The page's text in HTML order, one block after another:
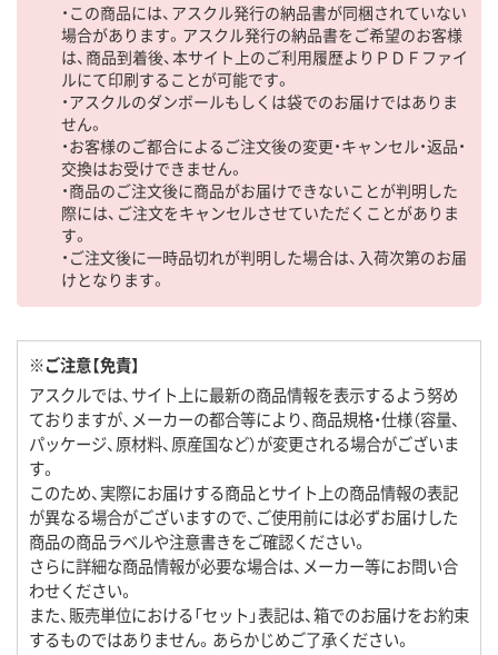
・この商品には、アスクル発行の納品書が同梱されていない
場合があります。アスクル発行の納品書をご希望のお客様
は、商品到着後、本サイト上のご利用履歴よりＰＤＦファイ
ルにて印刷することが可能です。
・アスクルのダンボールもしくは袋でのお届けではありま
せん。
・お客様のご都合によるご注文後の変更・キャンセル・返品・
交換はお受けできません。
・商品のご注文後に商品がお届けできないことが判明した
際には、ご注文をキャンセルさせていただくことがありま
す。
・ご注文後に一時品切れが判明した場合は、入荷次第のお届
けとなります。
※ご注意【免責】
アスクルでは、サイト上に最新の商品情報を表示するよう努め
ておりますが、メーカーの都合等により、商品規格・仕様（容量、
パッケージ、原材料、原産国など）が変更される場合がございま
す。
このため、実際にお届けする商品とサイト上の商品情報の表記
が異なる場合がございますので、ご使用前には必ずお届けした
商品の商品ラベルや注意書きをご確認ください。
さらに詳細な商品情報が必要な場合は、メーカー等にお問い合
わせください。
また、販売単位における「セット」表記は、箱でのお届けをお約束
するものではありません。あらかじめご了承ください。